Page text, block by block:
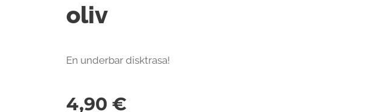
oliv
En underbar disktrasa!
4,90 €